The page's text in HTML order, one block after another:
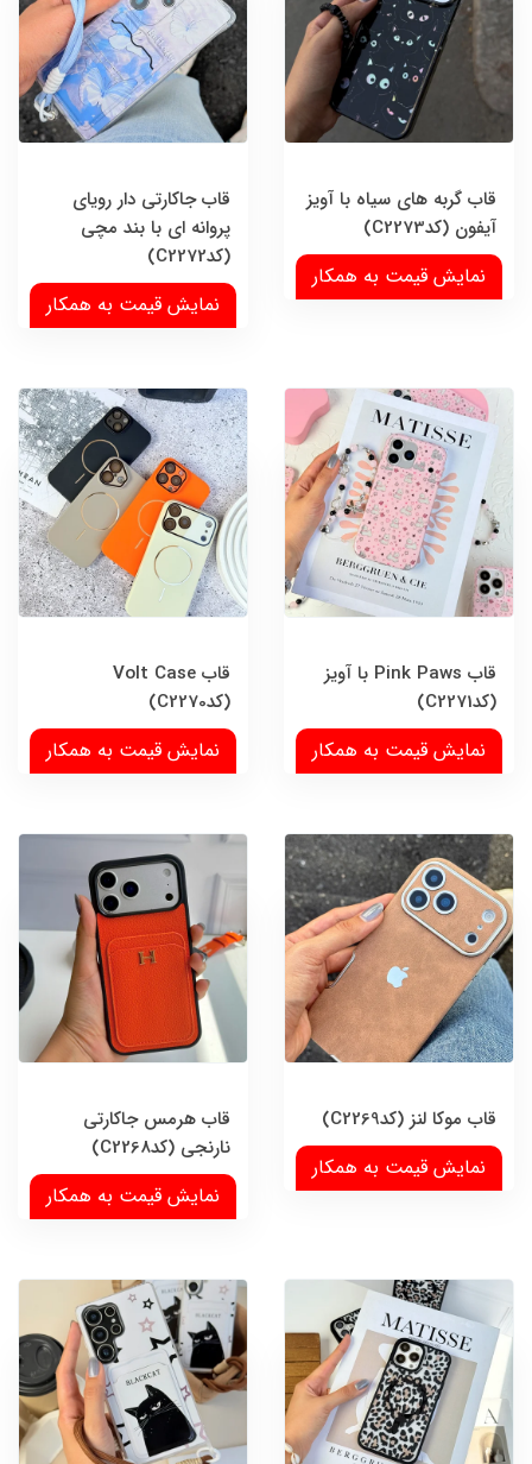
قاب گربه های سیاه با آویز
آیفون (کدC2273)
نمایش قیمت به همکار
قاب جاکارتی دار رویای
پروانه ای با بند مچی
(کدC2272)
نمایش قیمت به همکار
قاب Pink Paws با آویز
(کدC2271)
نمایش قیمت به همکار
قاب Volt Case
(کدC2270)
نمایش قیمت به همکار
قاب موکا لنز (کدC2269)
نمایش قیمت به همکار
قاب هرمس جاکارتی
نارنجی (کدC2268)
نمایش قیمت به همکار